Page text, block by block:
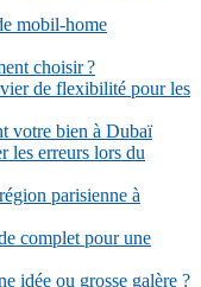
mobil-home
choisir ?
de flexibilité pour les
votre bien à Dubaï
les erreurs lors du
parisienne à
complet pour une
idée ou grosse galère ?